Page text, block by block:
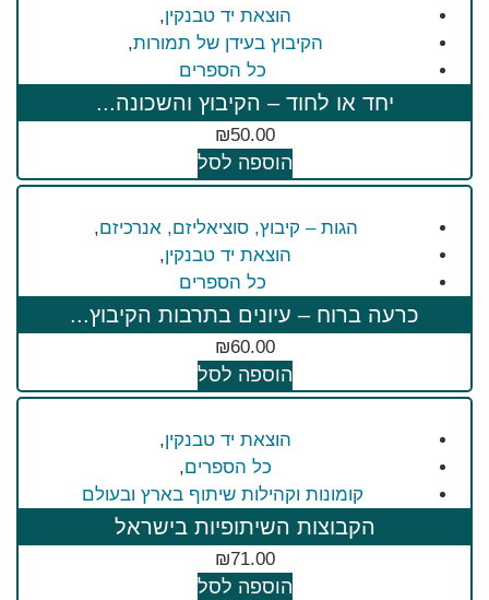
הוצאת יד טבנקין,
הקיבוץ בעידן של תמורות,
כל הספרים
יחד או לחוד – הקיבוץ והשכונה...
₪50.00
הוספה לסל
הגות – קיבוץ, סוציאליזם, אנרכיזם,
הוצאת יד טבנקין,
כל הספרים
כרעה ברוח – עיונים בתרבות הקיבוץ...
₪60.00
הוספה לסל
הוצאת יד טבנקין,
כל הספרים,
קומונות וקהילות שיתוף בארץ ובעולם
הקבוצות השיתופיות בישראל
₪71.00
הוספה לסל